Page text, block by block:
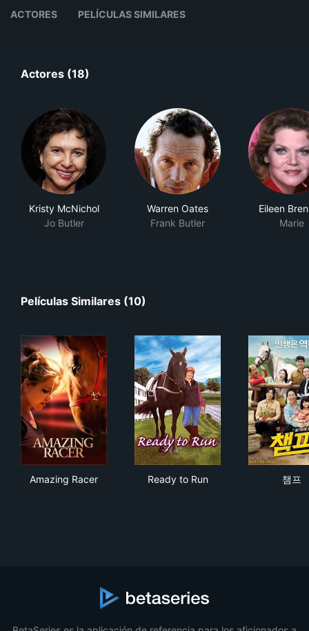
ACTORES PELÍCULAS SIMILARES
Actores (18)
Kristy McNichol
Jo Butler
Warren Oates
Frank Butler
Eileen
Marie
Películas Similares (10)
Amazing Racer Ready to Run 챔프